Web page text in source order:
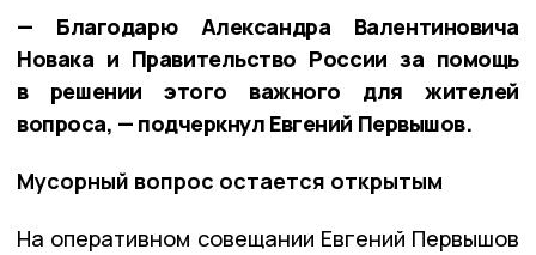
— Благодарю Александра Валентиновича
Новака и Правительство России за помощь
в решении этого важного для жителей
вопроса, — подчеркнул Евгений Первышов.
Мусорный вопрос остается открытым
На оперативном совещании Евгений Первышов